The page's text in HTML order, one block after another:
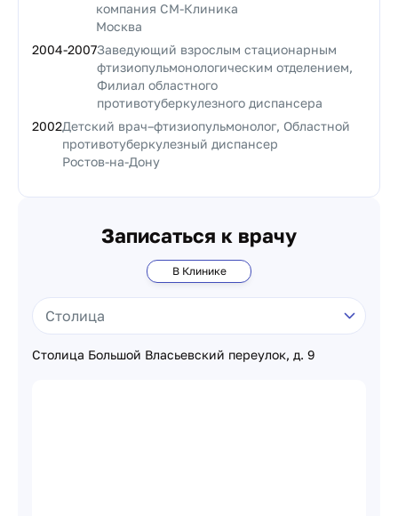
компания СМ-Клиника
Москва
2004-2007Заведующий взрослым стационарным
фтизиопульмонологическим отделением,
Филиал областного
противотуберкулезного диспансера
2002Детский врач–фтизиопульмонолог, Областной
противотуберкулезный диспансер
Ростов-на-Дону
Записаться к врачу
В Клинике
Столица Большой Власьевский переулок, д. 9